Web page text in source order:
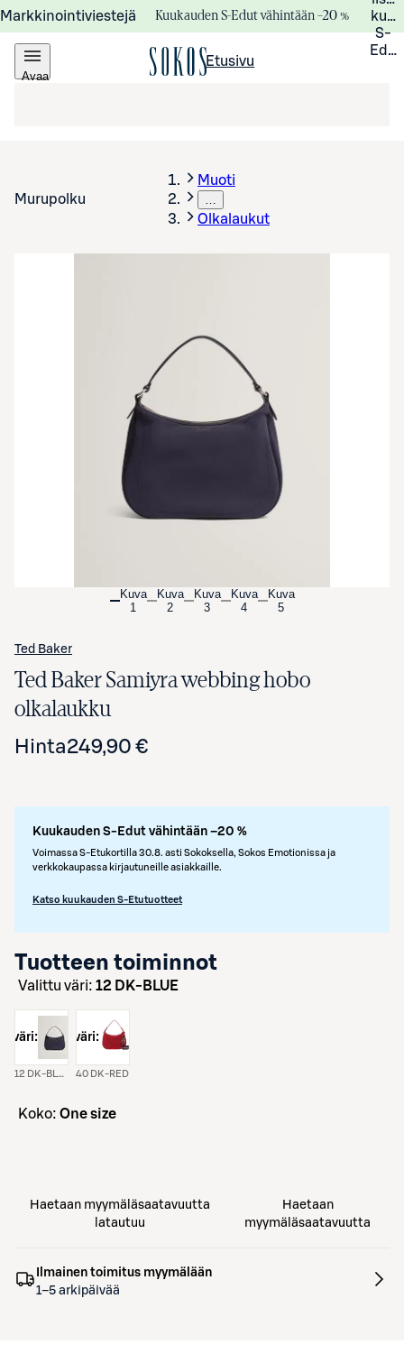
Markkinointiviestejä Kuukauden S-Edut vähintään –20 %
S-
Avaa
Etusivu
Murupolku
Muoti
…
Olkalaukut
Avaa tuotekuva suurennettuna
Kuva
1
Kuva
2
Kuva
3
Kuva
4
Kuva
5
Ted Baker
Ted Baker Samiyra webbing hobo
olkalaukku
Hinta249,90 €
Kuukauden S-Edut vähintään –20 %
Voimassa S-Etukortilla 30.8. asti Sokoksella, Sokos Emotionissa ja
verkkokaupassa kirjautuneille asiakkaille.
Katso kuukauden S-Etutuotteet
Tuotteen toiminnot
Valittu väri: 12 DK-BLUE
väri:
12 DK-BLUE
väri:
40 DK-RED
koko: One size
Haetaan myymäläsaatavuutta
latautuu
Haetaan
myymäläsaatavuutta
Ilmainen toimitus myymälään
1–5 arkipäivää